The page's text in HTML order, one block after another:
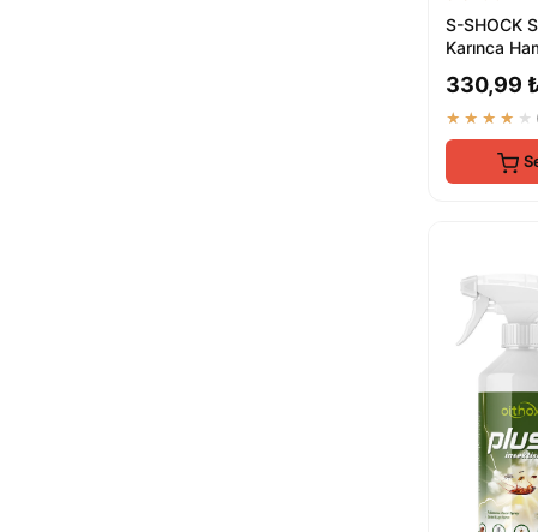
S-SHOCK
Karınca
Kene
Ha...
330,99
★★★★★